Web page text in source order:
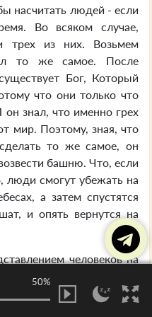
насчитать людей - если
Во всяком случае,
трех из них. Возьмем
то же самое. После
Бог, Который
что они только что
знал, что именно грех
мир. Поэтому, зная, что
то же самое, он
башню. Что, если
люди смогут убежать на
а затем спустятся
и опять вернутся на
человеков на
грешить и жить на
в Небесах. Так
так. Иисус сказал:
50%